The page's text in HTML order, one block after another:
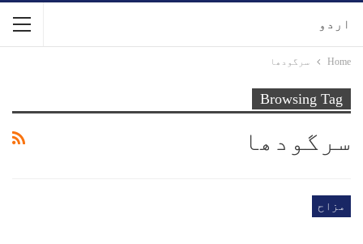
اردو
Home سرگودھا
Browsing Tag
سرگودھا
مزاح